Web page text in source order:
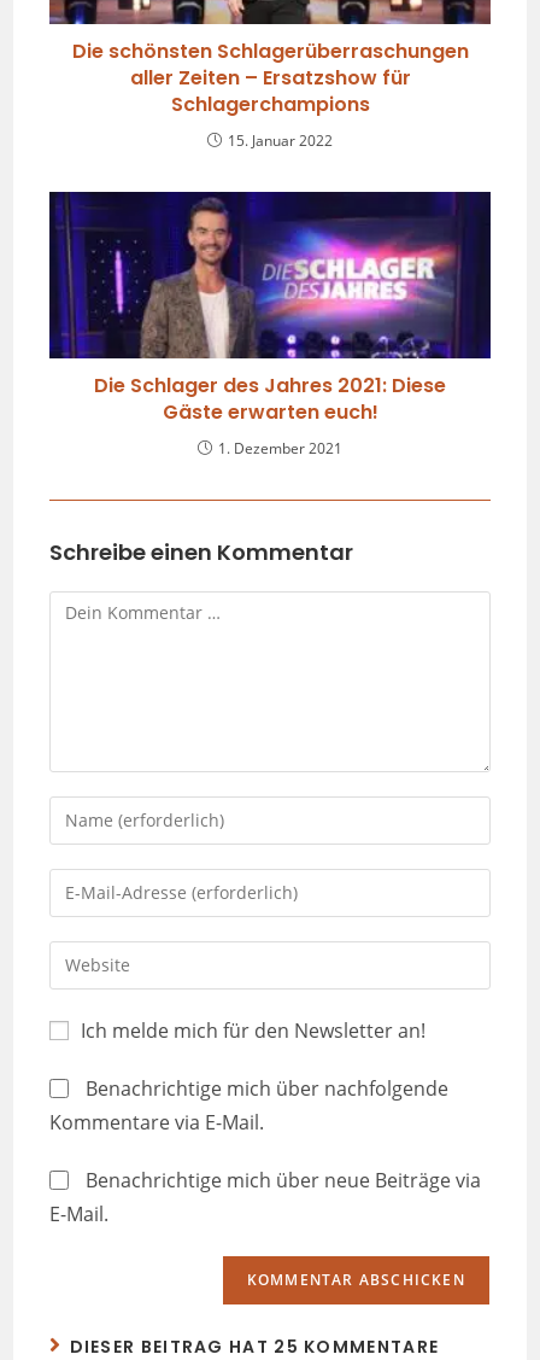
Die schönsten Schlagerüberraschungen
aller Zeiten – Ersatzshow für
Schlagerchampions
15. Januar 2022
Die Schlager des Jahres 2021: Diese
Gäste erwarten euch!
1. Dezember 2021
Schreibe einen Kommentar
Ich melde mich für den Newsletter an!
Benachrichtige mich über nachfolgende
Kommentare via E-Mail.
Benachrichtige mich über neue Beiträge via
E-Mail.
DIESER BEITRAG HAT 25 KOMMENTARE